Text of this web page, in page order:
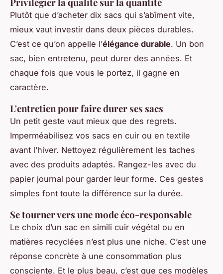
Plutôt que d’acheter dix sacs qui s’abîment vite,
mieux vaut investir dans deux pièces durables.
C’est ce qu’on appelle l’élégance durable. Un bon
sac, bien entretenu, peut durer des années. Et
chaque fois que vous le portez, il gagne en
caractère.
L'entretien pour faire durer ses sacs
Un petit geste vaut mieux que des regrets.
Imperméabilisez vos sacs en cuir ou en textile
avant l’hiver. Nettoyez régulièrement les taches
avec des produits adaptés. Rangez-les avec du
papier journal pour garder leur forme. Ces gestes
simples font toute la différence sur la durée.
Se tourner vers une mode éco-responsable
Le choix d’un sac en simili cuir végétal ou en
matières recyclées n’est plus une niche. C’est une
réponse concrète à une consommation plus
consciente. Et le plus beau, c’est que ces modèles